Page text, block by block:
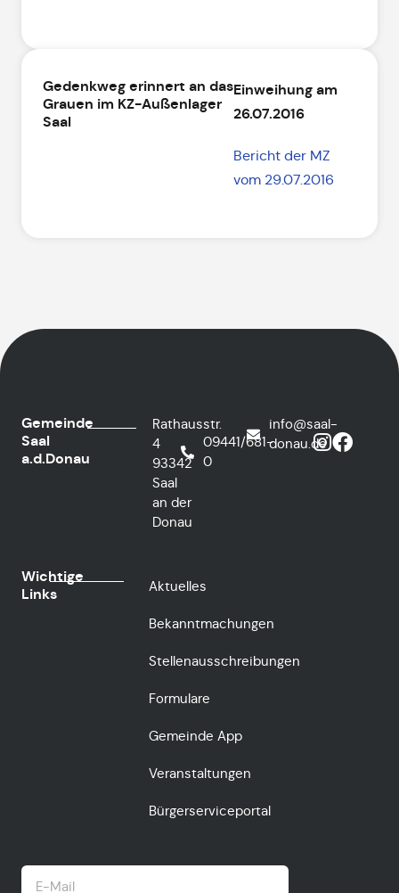
Gedenkweg erinnert an das
Grauen im KZ-Außenlager
Saal
Einweihung am
26.07.2016
Bericht der MZ
vom 29.07.2016
Gemeinde
Saal
a.d.Donau
Rathausstr.
4
93342
Saal
an der
Donau
09441/681-
0
info@saal-
donau.de
Wichtige
Links
Aktuelles
Bekanntmachungen
Stellenausschreibungen
Formulare
Gemeinde App
Veranstaltungen
Bürgerserviceportal